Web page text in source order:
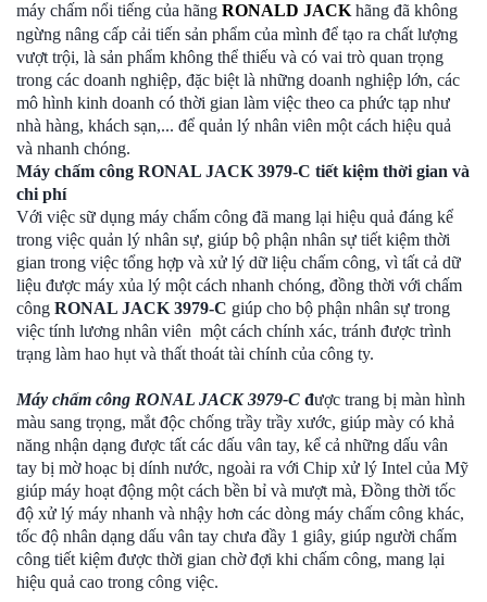
máy chấm nổi tiếng của hãng RONALD JACK hãng đã không
ngừng nâng cấp cải tiến sản phẩm của mình để tạo ra chất lượng
vượt trội, là sản phẩm không thể thiếu và có vai trò quan trọng
trong các doanh nghiệp, đặc biệt là những doanh nghiệp lớn, các
mô hình kinh doanh có thời gian làm việc theo ca phức tạp như
nhà hàng, khách sạn,... để quản lý nhân viên một cách hiệu quả
và nhanh chóng.
Máy chấm công RONAL JACK 3979-C tiết kiệm thời gian và
chi phí
Với việc sữ dụng máy chấm công đã mang lại hiệu quả đáng kể
trong việc quản lý nhân sự, giúp bộ phận nhân sự tiết kiệm thời
gian trong việc tổng hợp và xử lý dữ liệu chấm công, vì tất cả dữ
liệu được máy xủa lý một cách nhanh chóng, đồng thời với chấm
công RONAL JACK 3979-C giúp cho bộ phận nhân sự trong
việc tính lương nhân viên một cách chính xác, tránh được trình
trạng làm hao hụt và thất thoát tài chính của công ty.
Máy chấm công RONAL JACK 3979-C được trang bị màn hình
màu sang trọng, mắt độc chống trầy trầy xước, giúp mày có khả
năng nhận dạng được tất các dấu vân tay, kể cả những dấu vân
tay bị mờ hoạc bị dính nước, ngoài ra với Chip xử lý Intel của Mỹ
giúp máy hoạt động một cách bền bỉ và mượt mà, Đồng thời tốc
độ xử lý máy nhanh và nhậy hơn các dòng máy chấm công khác,
tốc độ nhân dạng dấu vân tay chưa đầy 1 giây, giúp người chấm
công tiết kiệm được thời gian chờ đợi khi chấm công, mang lại
hiệu quả cao trong công việc.